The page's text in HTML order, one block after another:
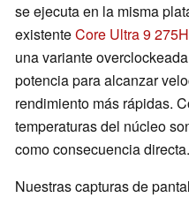
se ejecuta en la misma
existenteCore Ultra 9
una variante
potencia para alcanzar
rendimiento más rápidas.
temperaturas del núcleo
como consecuencia directa.
Nuestras capturas de